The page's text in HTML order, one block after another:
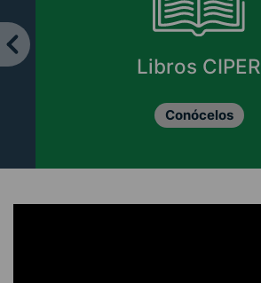
Libros CIPER
Conócelos